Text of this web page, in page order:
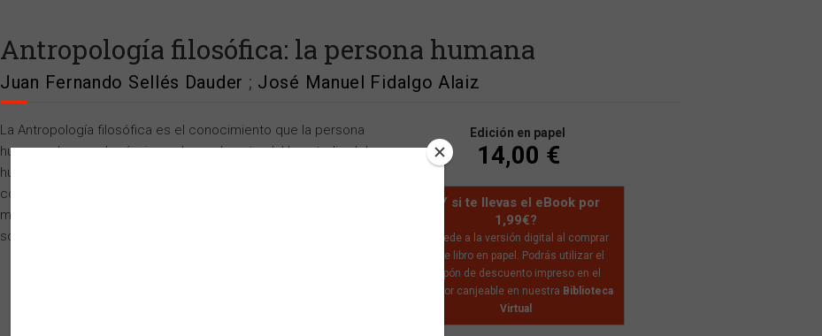
Antropología filosófica: la persona humana
Juan Fernando Sellés Dauder ; José Manuel Fidalgo Alaiz
La Antropología filosófica es el conocimiento que la persona
humana alcanza de sí misma de modo natural. Un estudio del ser
humano no debe conformarse con investigar los elementos
comunes a todos, sino adentrarse en lo más radical de nosotros
mismos: la intimidad de la persona, el quién que cada uno
somos.
Edición en papel
14,00 €
¿Y si te llevas el eBook por
1,99€?
Accede a la versión digital al comprar
este libro en papel. Podrás utilizar el
cupón de descuento impreso en el
interior canjeable en nuestra Biblioteca
Virtual